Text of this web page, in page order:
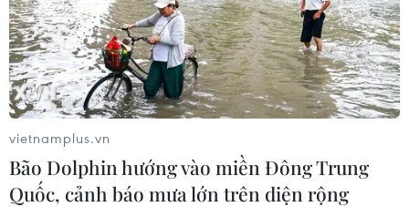
vietnamplus.vn
Bão Dolphin hướng vào miền Đông Trung
Quốc, cảnh báo mưa lớn trên diện rộng